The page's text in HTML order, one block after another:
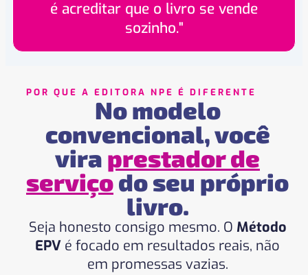
é acreditar que o livro se vende
sozinho."
POR QUE A EDITORA NPE É DIFERENTE
No modelo
convencional, você
vira prestador de
serviçodo seu próprio
livro.
Seja honesto consigo mesmo. O Método
EPV é focado em resultados reais, não
em promessas vazias.